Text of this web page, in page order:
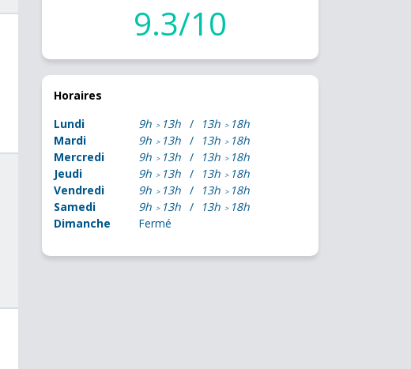
9.3/10
Horaires
Lundi
9h 13h 13h
18h
Mardi
9h 13h 13h
18h
Mercredi
9h 13h 13h
18h
Jeudi
9h 13h 13h
18h
Vendredi
9h 13h 13h
18h
Samedi
9h 13h 13h
18h
Dimanche
Fermé